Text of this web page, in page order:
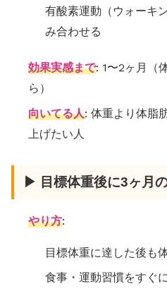
有酸素運動（ウォーキ
み合わせる
効果実感まで: 1〜2ヶ月（
ら）
向いてる人: 体重より体脂
上げたい人
▶ 目標体重後に3ヶ月
やり方:
目標体重に達した後も
食事・運動習慣をすぐ